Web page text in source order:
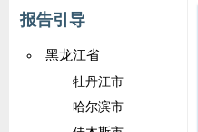
报告引导
黑龙江省
牡丹江市
哈尔滨市